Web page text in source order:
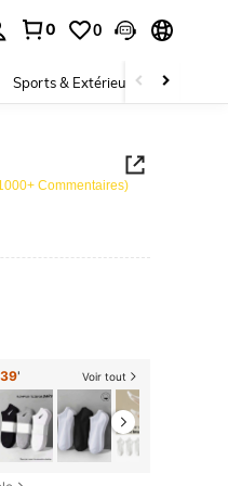
0 0
Sports & Extérieur Enfants
Commentaires)
' Voir tout